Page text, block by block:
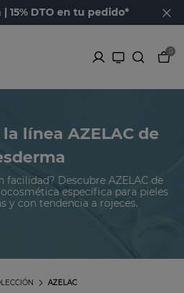
15% DTO en tu pedido*
0
línea AZELAC de
facilidad? Descubre AZELAC de
específica para pieles
y con tendencia a rojeces.
AZELAC